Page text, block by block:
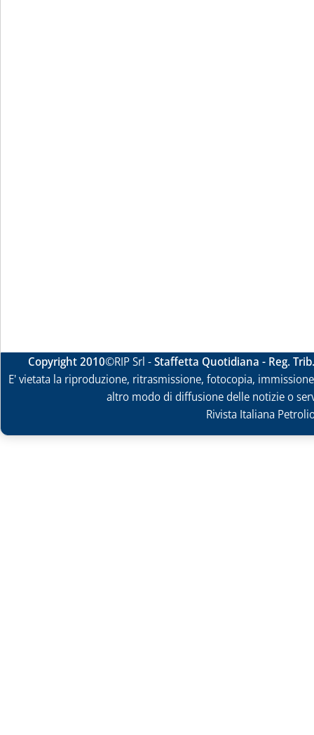
Copyright 2010©RIP Srl -Staffetta Quotidiana - Reg.
E' vietata la riproduzione, ritrasmissione, fotocopia,
altro modo di diffusione delle notizie o
Rivista Italiana